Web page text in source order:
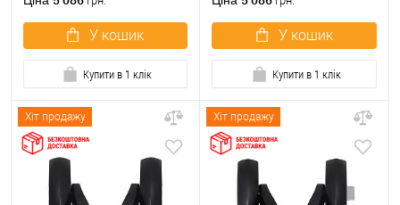
У кошик
Купити в 1 клік
У кошик
Купити в 1 клік
Хіт продажу Хіт продажу